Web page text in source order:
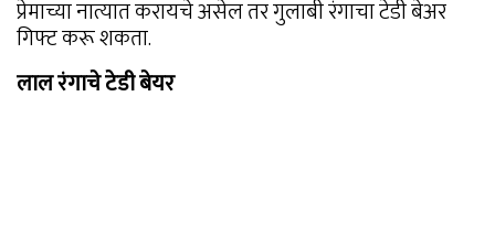
प्रेमाच्या नात्यात करायचे असेल तर गुलाबी रंगाचा टेडी बेअर
गिफ्ट करू शकता.
लाल रंगाचे टेडी बेयर